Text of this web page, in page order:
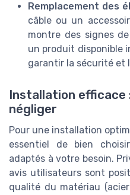
Remplacement des
câble ou un
montre des signes
un produit disponible
garantir la sécurité et
Installation efficace
négliger
Pour une installation
essentiel de bien
adaptés à votre besoin.
avis utilisateurs sont
qualité du matériau